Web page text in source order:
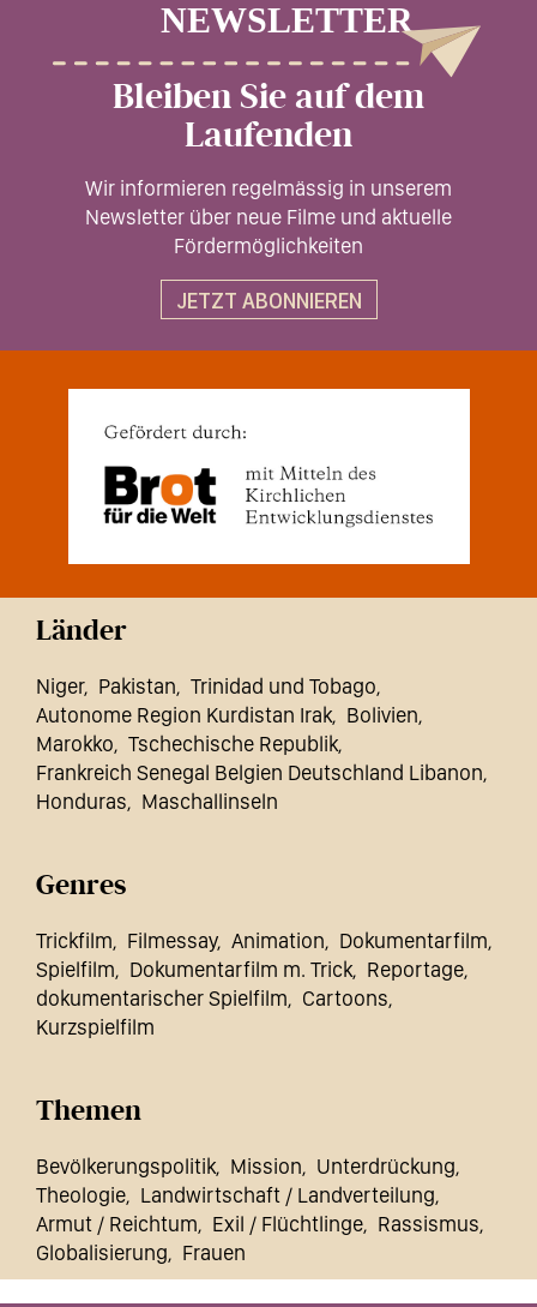
Bleiben Sie auf dem
Laufenden
Wir informieren regelmässig in unserem
Newsletter über neue Filme und aktuelle
Fördermöglichkeiten
JETZT ABONNIEREN
Länder
Niger Pakistan
Trinidad und Tobago
Autonome Region Kurdistan Irak
Bolivien
Marokko
Tschechische Republik
Frankreich Senegal Belgien Deutschland Libanon
Honduras
Maschallinseln
Genres
Trickfilm Filmessay Animation
Dokumentarfilm
Spielfilm
Dokumentarfilm m. Trick
Reportage
dokumentarischer Spielfilm
Cartoons
Kurzspielfilm
Themen
Bevölkerungspolitik Mission
Unterdrückung
Theologie
Landwirtschaft / Landverteilung
Armut / Reichtum
Exil / Flüchtlinge
Rassismus
Globalisierung
Frauen